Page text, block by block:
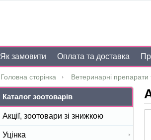
Як замовити Оплата та доставка
Головна сторінка Ветеринарні препарати
Каталог зоотоварів
Акції, зоотовари зі знижкою
Уцінка